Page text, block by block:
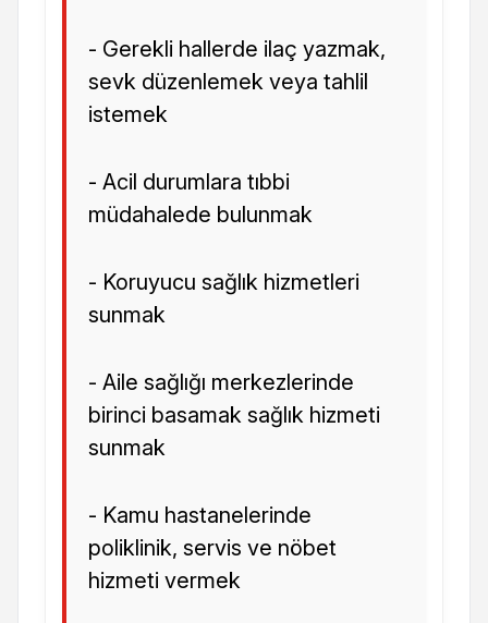
- Gerekli hallerde ilaç yazmak,
sevk düzenlemek veya tahlil
istemek
- Acil durumlara tıbbi
müdahalede bulunmak
- Koruyucu sağlık hizmetleri
sunmak
- Aile sağlığı merkezlerinde
birinci basamak sağlık hizmeti
sunmak
- Kamu hastanelerinde
poliklinik, servis ve nöbet
hizmeti vermek